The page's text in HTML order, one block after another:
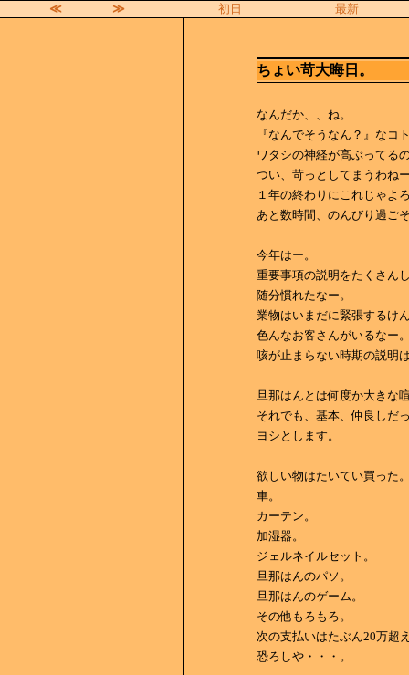
≪ ≫ 初日 最新
ちょい苛大晦日。
なんだか、、ね。
『なんでそうなん？』なコ
ワタシの神経が高ぶってる
つい、苛っとしてまうわね
１年の終わりにこれじゃよ
あと数時間、のんびり過ご
今年はー。
重要事項の説明をたくさん
随分慣れたなー。
業物はいまだに緊張するけ
色んなお客さんがいるなー
咳が止まらない時期の説明
旦那はんとは何度か大きな
それでも、基本、仲良しだ
ヨシとします。
欲しい物はたいてい買った
車。
カーテン。
加湿器。
ジェルネイルセット。
旦那はんのパソ。
旦那はんのゲーム。
その他もろもろ。
次の支払いはたぶん20万超
恐ろしや・・・。